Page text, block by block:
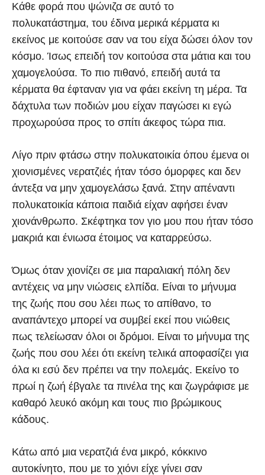
Κάθε φορά που ψώνιζα σε αυτό το
πολυκατάστημα, του έδινα μερικά κέρματα κι
εκείνος με κοιτούσε σαν να του είχα δώσει όλον τον
κόσμο. Ίσως επειδή τον κοιτούσα στα μάτια και του
χαμογελούσα. Το πιο πιθανό, επειδή αυτά τα
κέρματα θα έφταναν για να φάει εκείνη τη μέρα. Τα
δάχτυλα των ποδιών μου είχαν παγώσει κι εγώ
προχωρούσα προς το σπίτι άκεφος τώρα πια.
Λίγο πριν φτάσω στην πολυκατοικία όπου έμενα οι
χιονισμένες νερατζιές ήταν τόσο όμορφες και δεν
άντεξα να μην χαμογελάσω ξανά. Στην απέναντι
πολυκατοικία κάποια παιδιά είχαν αφήσει έναν
χιονάνθρωπο. Σκέφτηκα τον γιο μου που ήταν τόσο
μακριά και ένιωσα έτοιμος να καταρρεύσω.
Όμως όταν χιονίζει σε μια παραλιακή πόλη δεν
αντέχεις να μην νιώσεις ελπίδα. Είναι το μήνυμα
της ζωής που σου λέει πως το απίθανο, το
αναπάντεχο μπορεί να συμβεί εκεί που νιώθεις
πως τελείωσαν όλοι οι δρόμοι. Είναι το μήνυμα της
ζωής που σου λέει ότι εκείνη τελικά αποφασίζει για
όλα κι εσύ δεν πρέπει να την πολεμάς. Εκείνο το
πρωί η ζωή έβγαλε τα πινέλα της και ζωγράφισε με
καθαρό λευκό ακόμη και τους πιο βρώμικους
κάδους.
Κάτω από μια νερατζιά ένα μικρό, κόκκινο
αυτοκίνητο, που με το χιόνι είχε γίνει σαν